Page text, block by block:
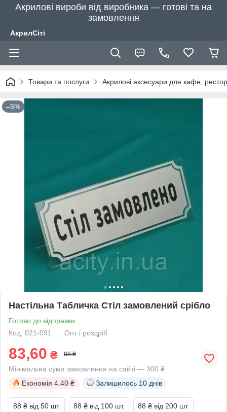
Акрилові вироби від виробника — готові та на
замовлення
АкрилСіті
Товари та послуги Акрилові аксесуари для кафе,
–5%
Настільна Табличка Стіл замовлений срібло
Готово до відправки
Код: 021-091
Опт і роздріб
83,60 ₴ 88 ₴
Мінімальна сума замовлення на сайті — 300 ₴
Економія 4.40 ₴ Залишилось 10 днів
88 ₴ від 50 шт. 88 ₴ від 100 шт. 88 ₴ від 200 шт.